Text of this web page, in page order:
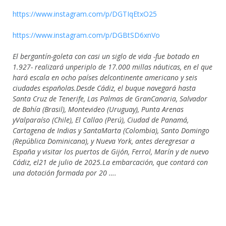
https://www.instagram.com/p/DGTIqEtxO25
https://www.instagram.com/p/DGBtSD6xnVo
El bergantín-goleta con casi un siglo de vida -fue botado en
1.927- realizará unperiplo de 17.000 millas náuticas, en el que
hará escala en ocho países delcontinente americano y seis
ciudades españolas.Desde Cádiz, el buque navegará hasta
Santa Cruz de Tenerife, Las Palmas de GranCanaria, Salvador
de Bahía (Brasil), Montevideo (Uruguay), Punta Arenas
yValparaíso (Chile), El Callao (Perú), Ciudad de Panamá,
Cartagena de Indias y SantaMarta (Colombia), Santo Domingo
(República Dominicana), y Nueva York, antes deregresar a
España y visitar los puertos de Gijón, Ferrol, Marín y de nuevo
Cádiz, el21 de julio de 2025.La embarcación, que contará con
una dotación formada por 20 ….